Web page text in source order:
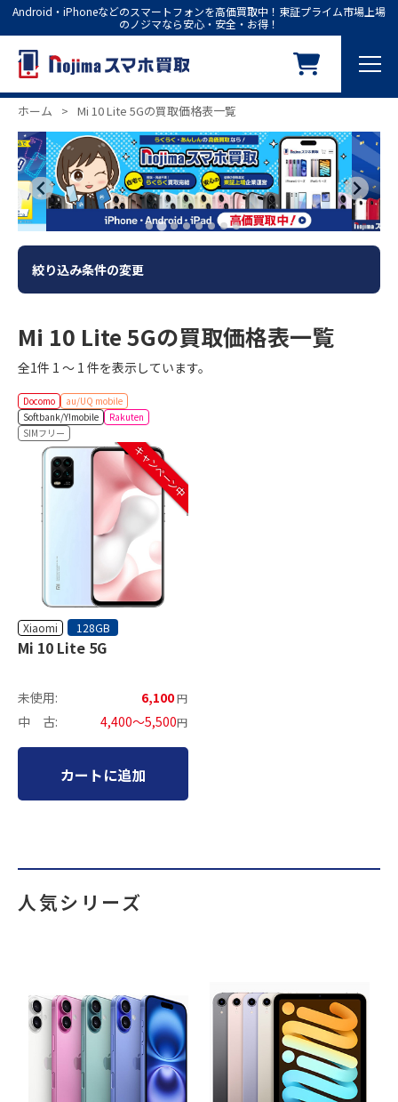
Android・iPhoneなどのスマートフォンを高価買取中！東証プライム市場上場
のノジマなら安心・安全・お得！
ホーム > Mi 10 Lite 5Gの買取価格表一覧
絞り込み条件の変更
Mi 10 Lite 5Gの買取価格表一覧
全1件 1 ～ 1 件を表示しています。
Docomo
au/UQ mobile
Softbank/Y!mobile
Rakuten
SIMフリー
キャンペーン中
Xiaomi 128GB
Mi 10 Lite 5G
未使用: 6,100円
中 古: 4,400～5,500円
カートに追加
人気シリーズ